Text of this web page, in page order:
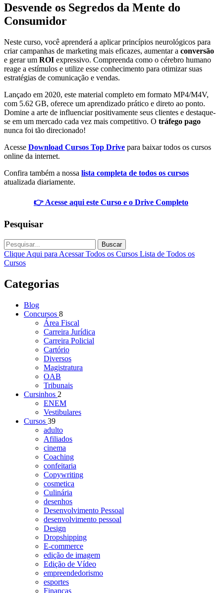
Desvende os Segredos da Mente do
Consumidor
Neste curso, você aprenderá a aplicar princípios neurológicos para
criar campanhas de marketing mais eficazes, aumentar a conversão
e gerar um ROI expressivo. Compreenda como o cérebro humano
reage a estímulos e utilize esse conhecimento para otimizar suas
estratégias de comunicação e vendas.
Lançado em 2020, este material completo em formato MP4/M4V,
com 5.62 GB, oferece um aprendizado prático e direto ao ponto.
Domine a arte de influenciar positivamente seus clientes e destaque-
se em um mercado cada vez mais competitivo. O tráfego pago
nunca foi tão direcionado!
Acesse Download Cursos Top Drive para baixar todos os cursos
online da internet.
Confira também a nossa lista completa de todos os cursos
atualizada diariamente.
👉 Acesse aqui este Curso e o Drive Completo
Pesquisar
Buscar
Clique Aqui para Acessar Todos os Cursos Lista de Todos os
Cursos
Categorias
Blog
Concursos 8
Área Fiscal
Carreira Jurídica
Carreira Policial
Cartório
Diversos
Magistratura
OAB
Tribunais
Cursinhos 2
ENEM
Vestibulares
Cursos 39
adulto
Afiliados
cinema
Coaching
confeitaria
Copywriting
cosmetica
Culinária
desenhos
Desenvolvimento Pessoal
desenvolvimento pessoal
Design
Dropshipping
E-commerce
edição de imagem
Edição de Vídeo
empreendedorismo
esportes
Finanças